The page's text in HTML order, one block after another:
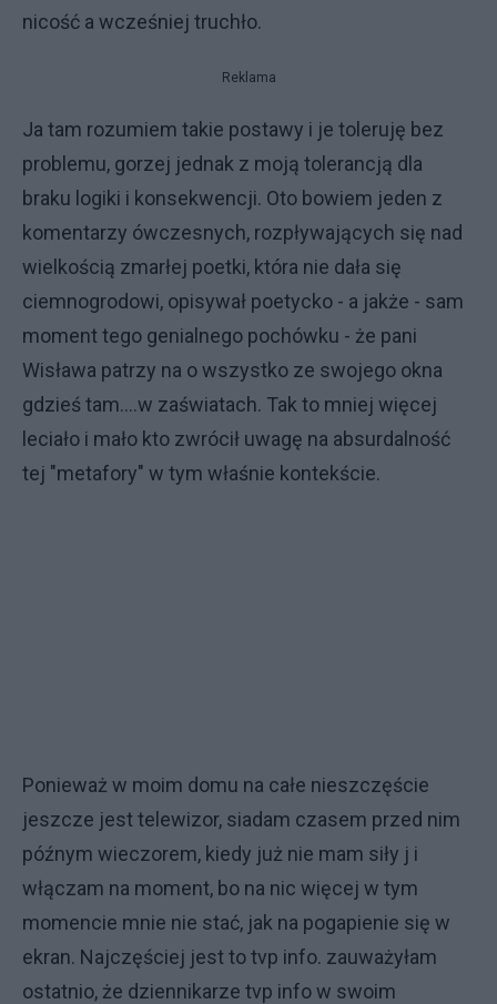
nicość a wcześniej truchło.
Reklama
Ja tam rozumiem takie postawy i je toleruję bez
problemu, gorzej jednak z moją tolerancją dla
braku logiki i konsekwencji. Oto bowiem jeden z
komentarzy ówczesnych, rozpływających się nad
wielkością zmarłej poetki, która nie dała się
ciemnogrodowi, opisywał poetycko - a jakże - sam
moment tego genialnego pochówku - że pani
Wisława patrzy na o wszystko ze swojego okna
gdzieś tam....w zaświatach. Tak to mniej więcej
leciało i mało kto zwrócił uwagę na absurdalność
tej "metafory" w tym właśnie kontekście.
Ponieważ w moim domu na całe nieszczęście
jeszcze jest telewizor, siadam czasem przed nim
późnym wieczorem, kiedy już nie mam siły j i
włączam na moment, bo na nic więcej w tym
momencie mnie nie stać, jak na pogapienie się w
ekran. Najczęściej jest to tvp info. zauważyłam
ostatnio, że dziennikarze tvp info w swoim